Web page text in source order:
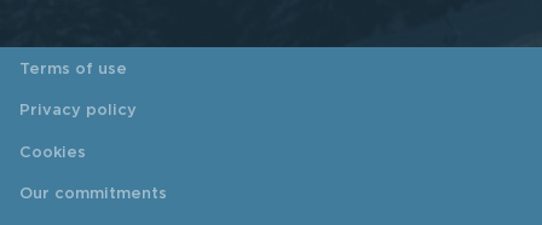
Terms of use
Privacy policy
Cookies
Our commitments